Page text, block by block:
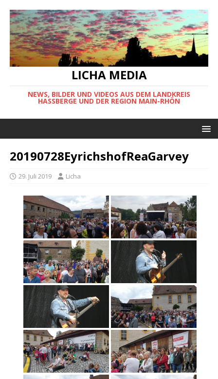
LICHA MEDIA
NEWS, BILDER UND VIDEOS AUS DEM LANDKREIS
HASSBERGE UND DER REGION MAIN-RHÖN
20190728EyrichshofReaGarvey
29. Juli 2019 Licha